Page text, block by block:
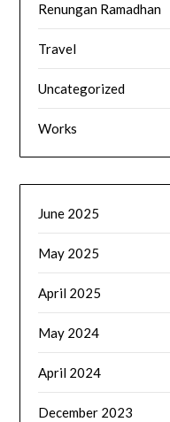
Renungan Ramadhan
Travel
Uncategorized
Works
June 2025
May 2025
April 2025
May 2024
April 2024
December 2023